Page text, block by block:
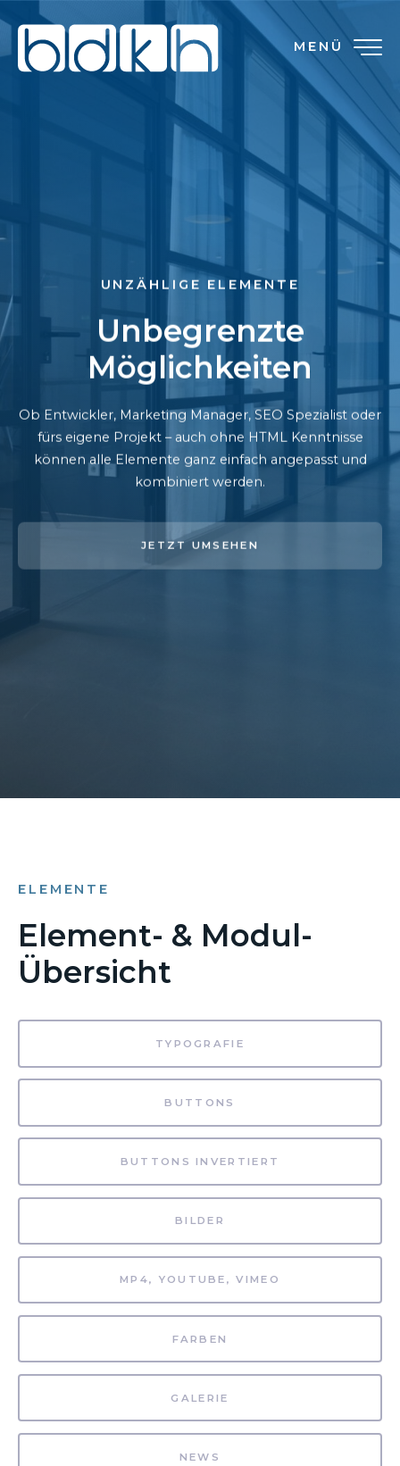
MENÜ
UNZÄHLIGE ELEMENTE
Unbegrenzte
Möglichkeiten
Ob Entwickler, Marketing Manager, SEO Spezialist oder
fürs eigene Projekt – auch ohne HTML Kenntnisse
können alle Elemente ganz einfach angepasst und
kombiniert werden.
JETZT UMSEHEN
ELEMENTE
Element- & Modul-
Übersicht
TYPOGRAFIE
BUTTONS
BUTTONS INVERTIERT
BILDER
MP4, YOUTUBE, VIMEO
FARBEN
GALERIE
NEWS